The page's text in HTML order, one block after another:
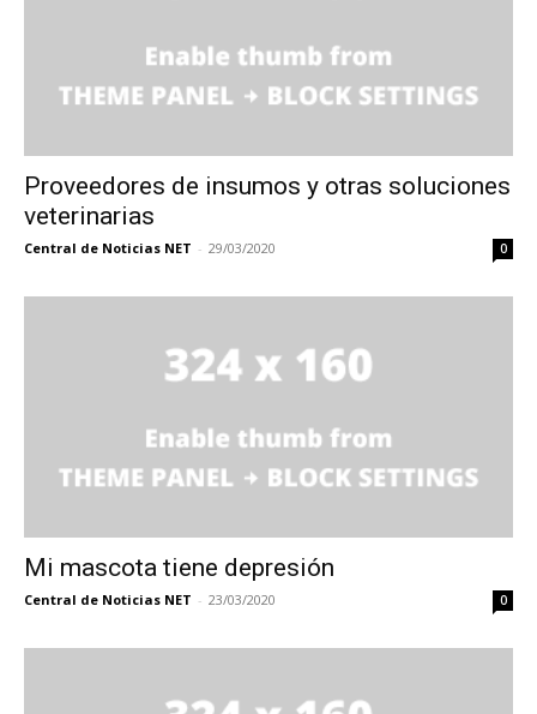
Proveedores de insumos y otras soluciones
veterinarias
Central de Noticias NET - 29/03/2020 0
Mi mascota tiene depresión
Central de Noticias NET - 23/03/2020 0